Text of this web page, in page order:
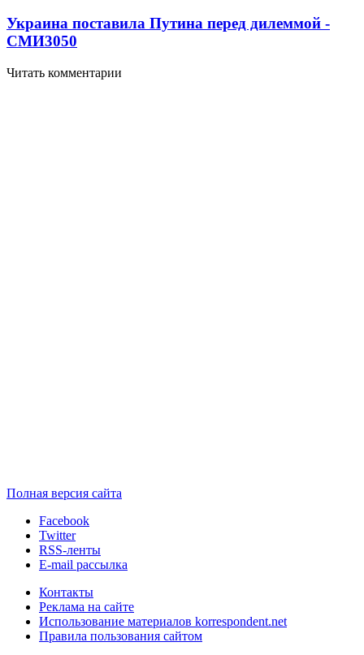
Украина поставила Путина перед дилеммой -
СМИ3050
Читать комментарии
Полная версия сайта
Facebook
Twitter
RSS-ленты
E-mail рассылка
Контакты
Реклама на сайте
Использование материалов korrespondent.net
Правила пользования сайтом